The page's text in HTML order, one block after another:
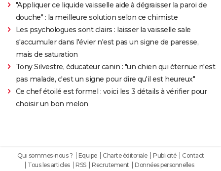
"Appliquer ce liquide vaisselle aide à dégraisser la paroi de
douche" : la meilleure solution selon ce chimiste
Les psychologues sont clairs : laisser la vaisselle sale
s'accumuler dans l'évier n'est pas un signe de paresse,
mais de saturation
Tony Silvestre, éducateur canin : "un chien qui éternue n'est
pas malade, c'est un signe pour dire qu'il est heureux"
Ce chef étoilé est formel : voici les 3 détails à vérifier pour
choisir un bon melon
Qui sommes-nous ? Equipe Charte éditoriale Publicité
Contact
Tous les articles
RSS Recrutement
Données personnelles